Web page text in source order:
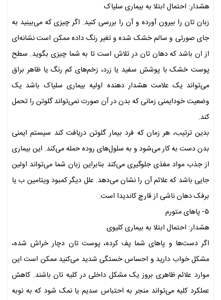
هشدار: احتمال ابتلا به بیماری سلیاک
زبان تان را بیرون آورده و آن را بررسی کنید. اگر چیزی که می‌بینید به
جای صورتی و سالم خشک شده و تغیر رنگ داده ممکن است نشانه‌ای
از ان باشد که دهان تان در تلاش است تا به شما چیزی بگوید. سطح
پوست خشک با پوشش سفید یا زرد، زخم‌های کم رنگ یا ظاهر براق
می‌تواند یک علامت هشدار دهنده اولیه بیماری سلیاک باشد یک
وضعیت خودایمنی زمانی که بدن در آن صورت نمی‌تواند گلوتن را تحمل
کند.
بدین ترتیب، هر زمان که فرد بیمار گلوتن دریافت کند سیستم ایمنی
بدن دست به کار می‌شود و به سلول‌های روده حمله می‌کند. این بیماری
از جذب مواد مغذی جلوگیری می‌کند بنابراین زبان شما می‌تواند اولین
جایی باشد که علائم آن را نشان می‌دهد. علل دیگر کمبود ویتامین ب یا
برفک دهان ناشی از قارچ کاندیدا است.
۵- پاهای متورم
هشدار: احتمال ابتلا به بیماری کلیوی
اگر دست‌ها و پاهای شما پف کرده، پوست تان دچار خراش شده،
مشکل خواب دارید و احساس خستگی شدید می‌کنید ممکن است این
موارد علائم ظاهری بروز یک مشکل داخلی در کلیه تان باشند. کاهش
عملکرد کلیه می‌تواند منجر به احتباس سدیم یا نمک شود که به نوبه